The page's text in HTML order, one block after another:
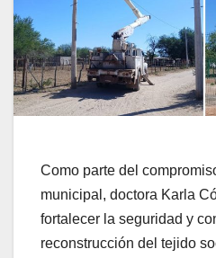
Como parte del
municipal, doctora Karla
fortalecer la seguridad y
reconstrucción del tejido